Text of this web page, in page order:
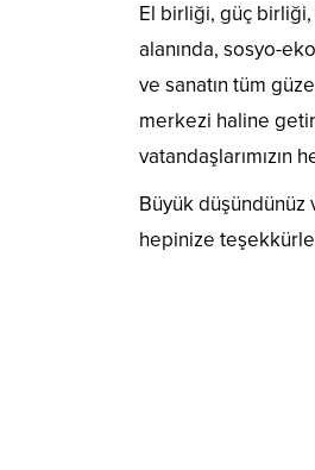
El birliği, güç
alanında, sosyo-
ve sanatın tüm
merkezi haline
vatandaşlarımızın
Büyük düşündünüz
hepinize